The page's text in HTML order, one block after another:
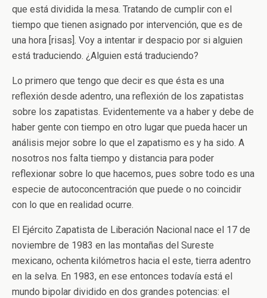
que está dividida la mesa. Tratando de cumplir con el
tiempo que tienen asignado por intervención, que es de
una hora [risas]. Voy a intentar ir despacio por si alguien
está traduciendo. ¿Alguien está traduciendo?
Lo primero que tengo que decir es que ésta es una
reflexión desde adentro, una reflexión de los zapatistas
sobre los zapatistas. Evidentemente va a haber y debe de
haber gente con tiempo en otro lugar que pueda hacer un
análisis mejor sobre lo que el zapatismo es y ha sido. A
nosotros nos falta tiempo y distancia para poder
reflexionar sobre lo que hacemos, pues sobre todo es una
especie de autoconcentración que puede o no coincidir
con lo que en realidad ocurre.
El Ejército Zapatista de Liberación Nacional nace el 17 de
noviembre de 1983 en las montañas del Sureste
mexicano, ochenta kilómetros hacia el este, tierra adentro
en la selva. En 1983, en ese entonces todavía está el
mundo bipolar dividido en dos grandes potencias: el